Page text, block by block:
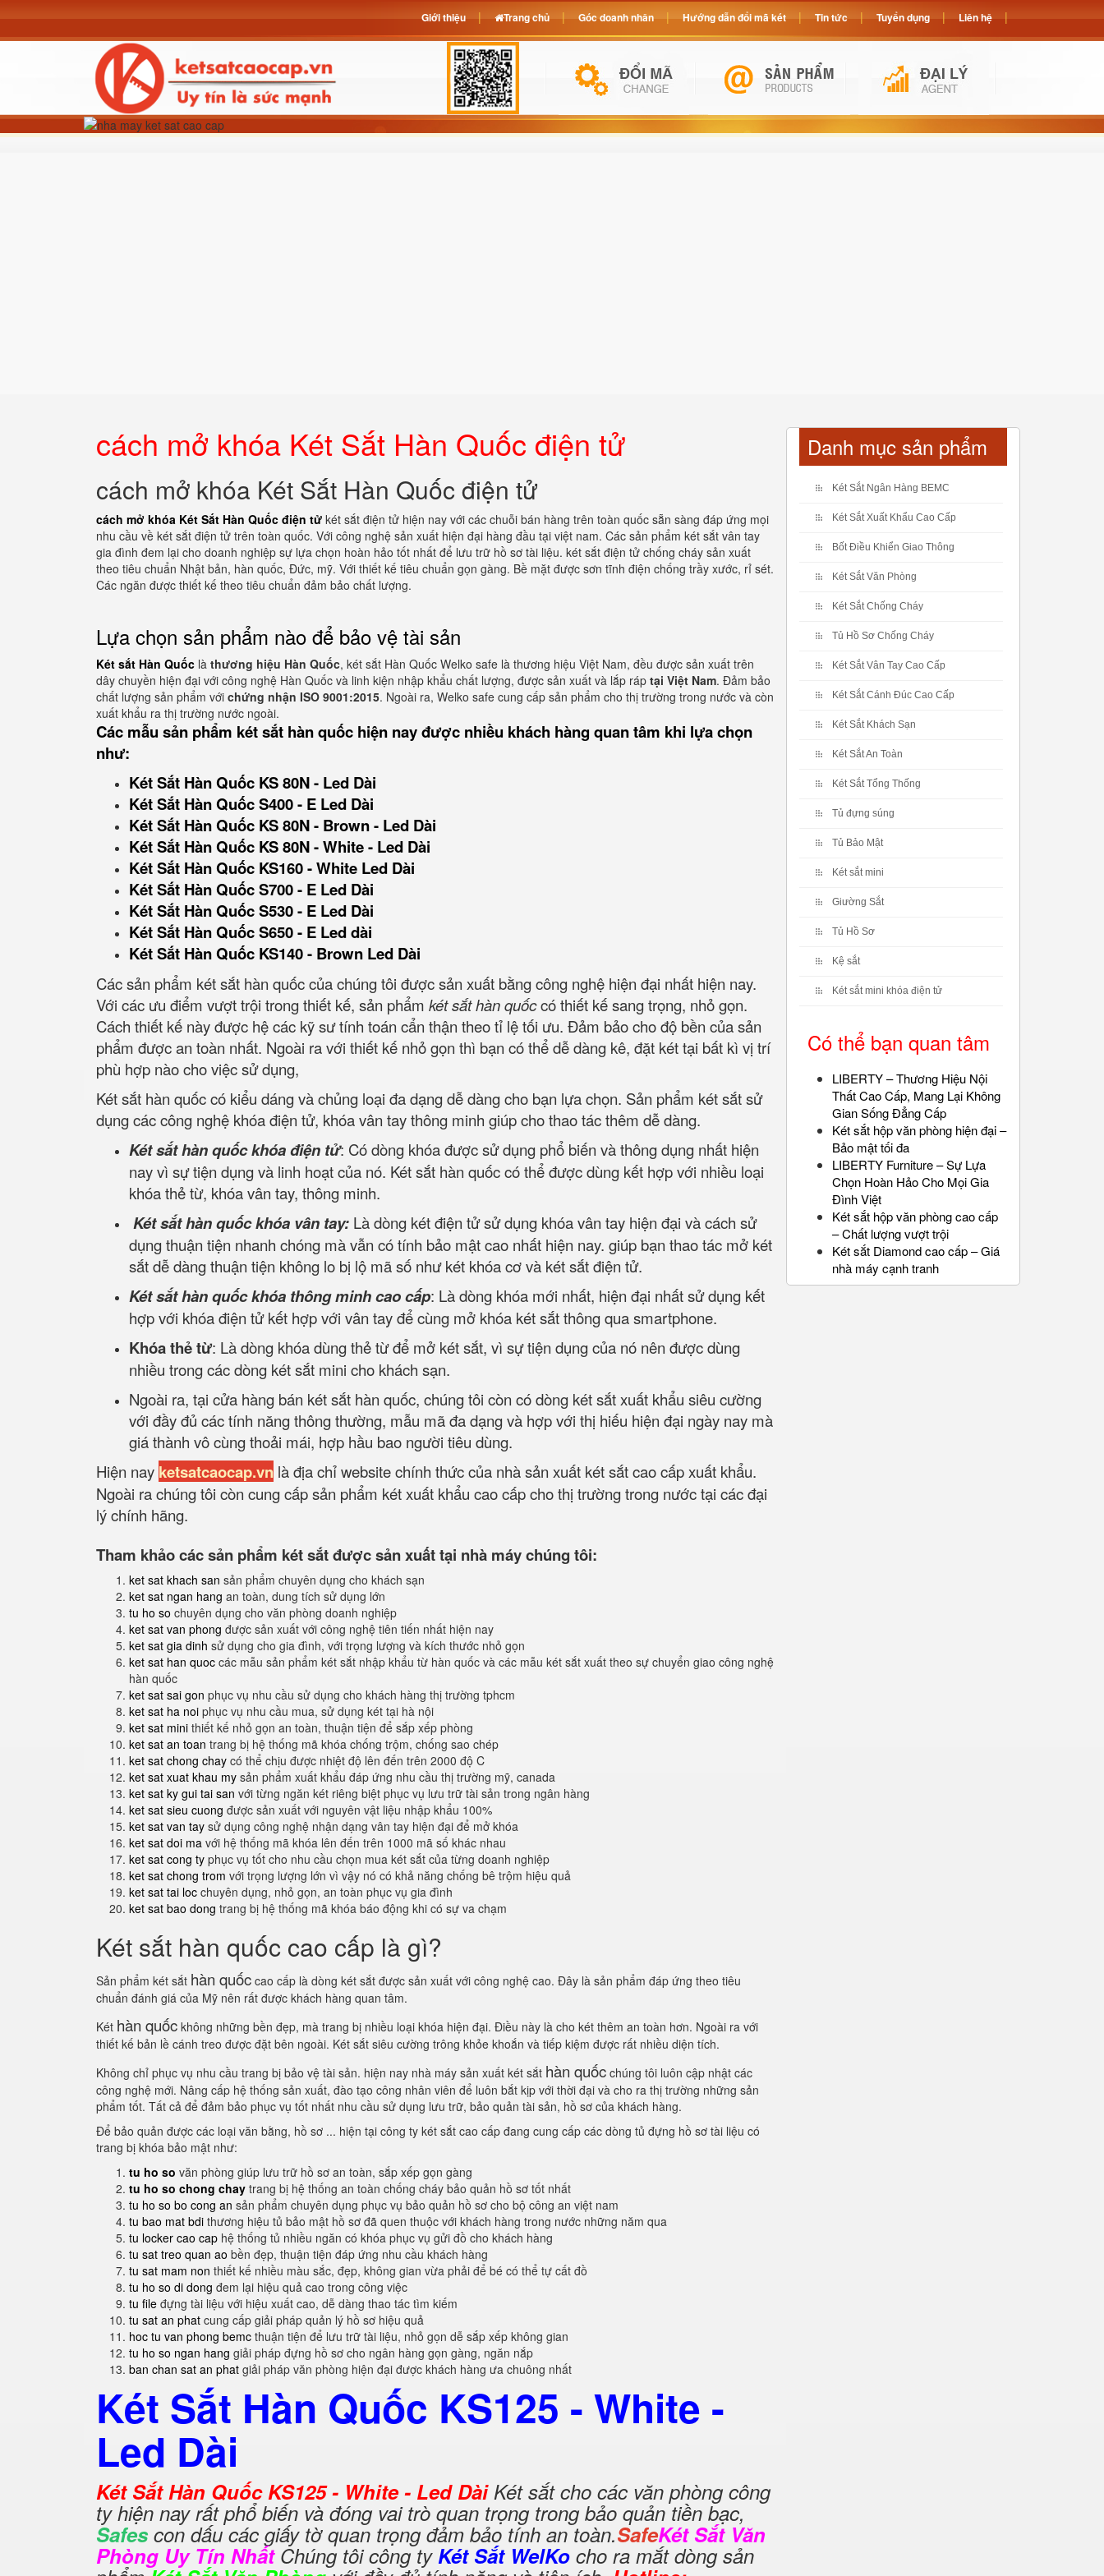
cách mở khóa Két Sắt Hàn Quốc điện tử
cách mở khóa Két Sắt Hàn Quốc điện tử
cách mở khóa Két Sắt Hàn Quốc điện tử két sắt điện tử hiện nay với các chuỗi bán hàng trên toàn quốc sẵn sàng đáp ứng mọi
nhu cầu về két sắt điện tử trên toàn quốc. Với công nghệ sản xuất hiện đại hàng đầu tại việt nam. Các sản phẩm két sắt vân tay
gia đình đem lại cho doanh nghiệp sự lựa chọn hoàn hảo tốt nhất để lưu trữ hồ sơ tài liệu. két sắt điện tử chống cháy sản xuất
theo tiêu chuẩn Nhật bản, hàn quốc, Đức, mỹ. Với thiết kế tiêu chuẩn gọn gàng. Bề mặt được sơn tĩnh điện chống trầy xước, rỉ sét.
Các ngăn được thiết kế theo tiêu chuẩn đảm bảo chất lượng.
Lựa chọn sản phẩm nào để bảo vệ tài sản
Két sắt Hàn Quốc là thương hiệu Hàn Quốc, két sắt Hàn Quốc Welko safe là thương hiệu Việt Nam, đều được sản xuất trên
dây chuyền hiện đại với công nghệ Hàn Quốc và linh kiện nhập khẩu chất lượng, được sản xuất và lắp ráp tại Việt Nam. Đảm bảo
chất lượng sản phẩm với chứng nhận ISO 9001:2015. Ngoài ra, Welko safe cung cấp sản phẩm cho thị trường trong nước và còn
xuất khẩu ra thị trường nước ngoài.
Các mẫu sản phẩm két sắt hàn quốc hiện nay được nhiều khách hàng quan tâm khi lựa chọn
như:
Két Sắt Hàn Quốc KS 80N - Led Dài
Két Sắt Hàn Quốc S400 - E Led Dài
Két Sắt Hàn Quốc KS 80N - Brown - Led Dài
Két Sắt Hàn Quốc KS 80N - White - Led Dài
Két Sắt Hàn Quốc KS160 - White Led Dài
Két Sắt Hàn Quốc S700 - E Led Dài
Két Sắt Hàn Quốc S530 - E Led Dài
Két Sắt Hàn Quốc S650 - E Led dài
Két Sắt Hàn Quốc KS140 - Brown Led Dài
Các sản phẩm két sắt hàn quốc của chúng tôi được sản xuất bằng công nghệ hiện đại nhất hiện nay.
Với các ưu điểm vượt trội trong thiết kế, sản phẩm két sắt hàn quốccó thiết kế sang trọng, nhỏ gọn.
Cách thiết kế này được hệ các kỹ sư tính toán cẩn thận theo tỉ lệ tối ưu. Đảm bảo cho độ bền của sản
phẩm được an toàn nhất. Ngoài ra với thiết kế nhỏ gọn thì bạn có thể dễ dàng kê, đặt két tại bất kì vị trí
phù hợp nào cho việc sử dụng,
Két sắt hàn quốc có kiểu dáng và chủng loại đa dạng dễ dàng cho bạn lựa chọn. Sản phẩm két sắt sử
dụng các công nghệ khóa điện tử, khóa vân tay thông minh giúp cho thao tác thêm dễ dàng.
Két sắt hàn quốc khóa điện tử: Có dòng khóa được sử dụng phổ biến và thông dụng nhất hiện
nay vì sự tiện dụng và linh hoạt của nó. Két sắt hàn quốc có thể được dùng kết hợp với nhiều loại
khóa thẻ từ, khóa vân tay, thông minh.
Két sắt hàn quốc khóa vân tay: Là dòng két điện tử sử dụng khóa vân tay hiện đại và cách sử
dụng thuận tiện nhanh chóng mà vẫn có tính bảo mật cao nhất hiện nay. giúp bạn thao tác mở két
sắt dễ dàng thuận tiện không lo bị lộ mã số như két khóa cơ và két sắt điện tử.
Két sắt hàn quốc khóa thông minh cao cấp: Là dòng khóa mới nhất, hiện đại nhất sử dụng kết
hợp với khóa điện tử kết hợp với vân tay để cùng mở khóa két sắt thông qua smartphone.
Khóa thẻ từ: Là dòng khóa dùng thẻ từ để mở két sắt, vì sự tiện dụng của nó nên được dùng
nhiều trong các dòng két sắt mini cho khách sạn.
Ngoài ra, tại cửa hàng bán két sắt hàn quốc, chúng tôi còn có dòng két sắt xuất khẩu siêu cường
với đầy đủ các tính năng thông thường, mẫu mã đa dạng và hợp với thị hiếu hiện đại ngày nay mà
giá thành vô cùng thoải mái, hợp hầu bao người tiêu dùng.
Hiện nay ketsatcaocap.vn là địa chỉ website chính thức của nhà sản xuất két sắt cao cấp xuất khẩu.
Ngoài ra chúng tôi còn cung cấp sản phẩm két xuất khẩu cao cấp cho thị trường trong nước tại các đại
lý chính hãng.
Tham khảo các sản phẩm két sắt được sản xuất tại nhà máy chúng tôi:
ket sat khach san sản phẩm chuyên dụng cho khách sạn
ket sat ngan hang an toàn, dung tích sử dụng lớn
tu ho so chuyên dụng cho văn phòng doanh nghiệp
ket sat van phong được sản xuất với công nghệ tiên tiến nhất hiện nay
ket sat gia dinh sử dụng cho gia đình, với trọng lượng và kích thước nhỏ gọn
ket sat han quoc các mẫu sản phẩm két sắt nhập khẩu từ hàn quốc và các mẫu két sắt xuất theo sự chuyển giao công nghệ
hàn quốc
ket sat sai gon phục vụ nhu cầu sử dụng cho khách hàng thị trường tphcm
ket sat ha noi phục vụ nhu cầu mua, sử dụng két tại hà nội
ket sat mini thiết kế nhỏ gọn an toàn, thuận tiện để sắp xếp phòng
ket sat an toan trang bị hệ thống mã khóa chống trộm, chống sao chép
ket sat chong chay có thể chịu được nhiệt độ lên đến trên 2000 độ C
ket sat xuat khau my sản phẩm xuất khẩu đáp ứng nhu cầu thị trường mỹ, canada
ket sat ky gui tai san với từng ngăn két riêng biệt phục vụ lưu trữ tài sản trong ngân hàng
ket sat sieu cuong được sản xuất với nguyên vật liệu nhập khẩu 100%
ket sat van tay sử dụng công nghệ nhận dạng vân tay hiện đại để mở khóa
ket sat doi ma với hệ thống mã khóa lên đến trên 1000 mã số khác nhau
ket sat cong ty phục vụ tốt cho nhu cầu chọn mua két sắt của từng doanh nghiệp
ket sat chong trom với trọng lượng lớn vì vậy nó có khả năng chống bê trộm hiệu quả
ket sat tai loc chuyên dụng, nhỏ gọn, an toàn phục vụ gia đình
ket sat bao dong trang bị hệ thống mã khóa báo động khi có sự va chạm
Két sắt hàn quốc cao cấp là gì?
Sản phẩm két sắt hàn quốc cao cấp là dòng két sắt được sản xuất với công nghệ cao. Đây là sản phẩm đáp ứng theo tiêu
chuẩn đánh giá của Mỹ nên rất được khách hàng quan tâm.
Két hàn quốc không những bền đẹp, mà trang bị nhiều loại khóa hiện đại. Điều này là cho két thêm an toàn hơn. Ngoài ra với
thiết kế bản lề cánh treo được đặt bên ngoài. Két sắt siêu cường trông khỏe khoắn và tiếp kiệm được rất nhiều diện tích.
Không chỉ phục vụ nhu cầu trang bị bảo vệ tài sản. hiện nay nhà máy sản xuất két sắt hàn quốc chúng tôi luôn cập nhật các
công nghệ mới. Nâng cấp hệ thống sản xuất, đào tạo công nhân viên để luôn bắt kịp với thời đại và cho ra thị trường những sản
phẩm tốt. Tất cả để đảm bảo phục vụ tốt nhất nhu cầu sử dụng lưu trữ, bảo quản tài sản, hồ sơ của khách hàng.
Để bảo quản được các loại văn bằng, hồ sơ ... hiện tại công ty két sắt cao cấp đang cung cấp các dòng tủ đựng hồ sơ tài liệu có
trang bị khóa bảo mật như:
tu ho so văn phòng giúp lưu trữ hồ sơ an toàn, sắp xếp gọn gàng
tu ho so chong chay trang bị hệ thống an toàn chống cháy bảo quản hồ sơ tốt nhất
tu ho so bo cong an sản phẩm chuyên dụng phục vụ bảo quản hồ sơ cho bộ công an việt nam
tu bao mat bdi thương hiệu tủ bảo mật hồ sơ đã quen thuộc với khách hàng trong nước những năm qua
tu locker cao cap hệ thống tủ nhiều ngăn có khóa phục vụ gửi đồ cho khách hàng
tu sat treo quan ao bền đẹp, thuận tiện đáp ứng nhu cầu khách hàng
tu sat mam non thiết kế nhiều màu sắc, đẹp, không gian vừa phải để bé có thể tự cất đồ
tu ho so di dong đem lại hiệu quả cao trong công việc
tu file đựng tài liệu với hiệu xuất cao, dễ dàng thao tác tìm kiếm
tu sat an phat cung cấp giải pháp quản lý hồ sơ hiệu quả
hoc tu van phong bemc thuận tiện để lưu trữ tài liệu, nhỏ gọn dễ sắp xếp không gian
tu ho so ngan hang giải pháp đựng hồ sơ cho ngân hàng gọn gàng, ngăn nắp
ban chan sat an phat giải pháp văn phòng hiện đại được khách hàng ưa chuông nhất
Két Sắt Hàn Quốc KS125 - White -
Led Dài
Két Sắt Hàn Quốc KS125 - White - Led DàiKét sắt cho các văn phòng công
ty hiện nay rất phổ biến và đóng vai trò quan trọng trong bảo quản tiền bạc,
Safescon dấu các giấy tờ quan trọng đảm bảo tính an toàn.SafeKét Sắt Văn
Phòng Uy Tín NhấtChúng tôi công ty Két Sắt WelKo cho ra mắt dòng sản
Danh mục sản phẩm
Két Sắt Ngân Hàng BEMC
Két Sắt Xuất Khẩu Cao Cấp
Bốt Điều Khiển Giao Thông
Két Sắt Văn Phòng
Két Sắt Chống Cháy
Tủ Hồ Sơ Chống Cháy
Két Sắt Vân Tay Cao Cấp
Két Sắt Cánh Đúc Cao Cấp
Két Sắt Khách Sạn
Két Sắt An Toàn
Két Sắt Tổng Thống
Tủ đựng súng
Tủ Bảo Mật
Két sắt mini
Giường Sắt
Tủ Hồ Sơ
Kệ sắt
Két sắt mini khóa điện tử
Có thể bạn quan tâm
LIBERTY – Thương Hiệu Nội
Thất Cao Cấp, Mang Lại Không
Gian Sống Đẳng Cấp
Két sắt hộp văn phòng hiện đại –
Bảo mật tối đa
LIBERTY Furniture – Sự Lựa
Chọn Hoàn Hảo Cho Mọi Gia
Đình Việt
Két sắt hộp văn phòng cao cấp
– Chất lượng vượt trội
Két sắt Diamond cao cấp – Giá
nhà máy cạnh tranh
Giới thiệu Trang chủ Góc doanh nhân Hướng dẫn đổi mã két Tin tức Tuyển dụng Liên hệ